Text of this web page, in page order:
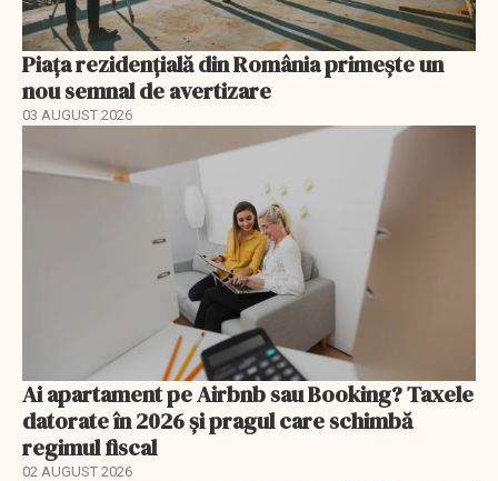
Piața rezidențială din România primește un
nou semnal de avertizare
03 AUGUST 2026
Ai apartament pe Airbnb sau Booking? Taxele
datorate în 2026 și pragul care schimbă
regimul fiscal
02 AUGUST 2026